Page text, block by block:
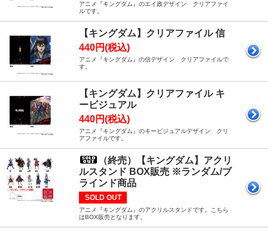
アニメ『キングダム』のエイ政デザイン クリアファイ
ルです。
【キングダム】クリアファイル 信
440円(税込)
アニメ『キングダム』の信デザイン クリアファイルで
す。
【キングダム】クリアファイル キ
ービジュアル
440円(税込)
アニメ『キングダム』のキービジュアルデザイン クリ
アファイルです。
（終売）【キングダム】アクリ
ルスタンド BOX販売 ※ランダム/ブ
ラインド商品
SOLD OUT
アニメ『キングダム』のアクリルスタンドです。こちら
はBOX販売となります。